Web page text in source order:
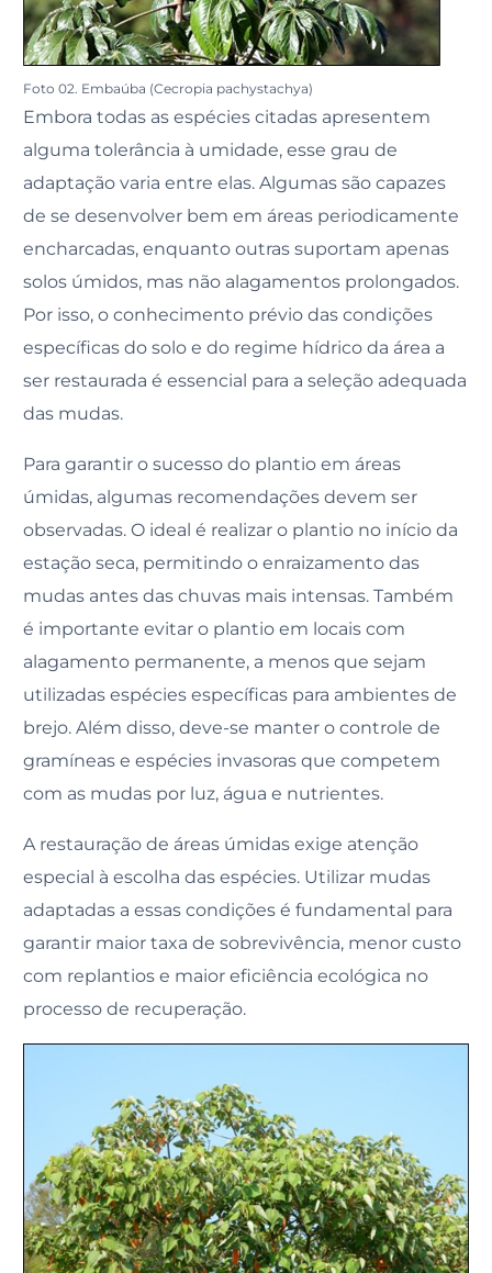
Foto 02. Embaúba (Cecropia pachystachya)
Embora todas as espécies citadas apresentem
alguma tolerância à umidade, esse grau de
adaptação varia entre elas. Algumas são capazes
de se desenvolver bem em áreas periodicamente
encharcadas, enquanto outras suportam apenas
solos úmidos, mas não alagamentos prolongados.
Por isso, o conhecimento prévio das condições
específicas do solo e do regime hídrico da área a
ser restaurada é essencial para a seleção adequada
das mudas.
Para garantir o sucesso do plantio em áreas
úmidas, algumas recomendações devem ser
observadas. O ideal é realizar o plantio no início da
estação seca, permitindo o enraizamento das
mudas antes das chuvas mais intensas. Também
é importante evitar o plantio em locais com
alagamento permanente, a menos que sejam
utilizadas espécies específicas para ambientes de
brejo. Além disso, deve-se manter o controle de
gramíneas e espécies invasoras que competem
com as mudas por luz, água e nutrientes.
A restauração de áreas úmidas exige atenção
especial à escolha das espécies. Utilizar mudas
adaptadas a essas condições é fundamental para
garantir maior taxa de sobrevivência, menor custo
com replantios e maior eficiência ecológica no
processo de recuperação.